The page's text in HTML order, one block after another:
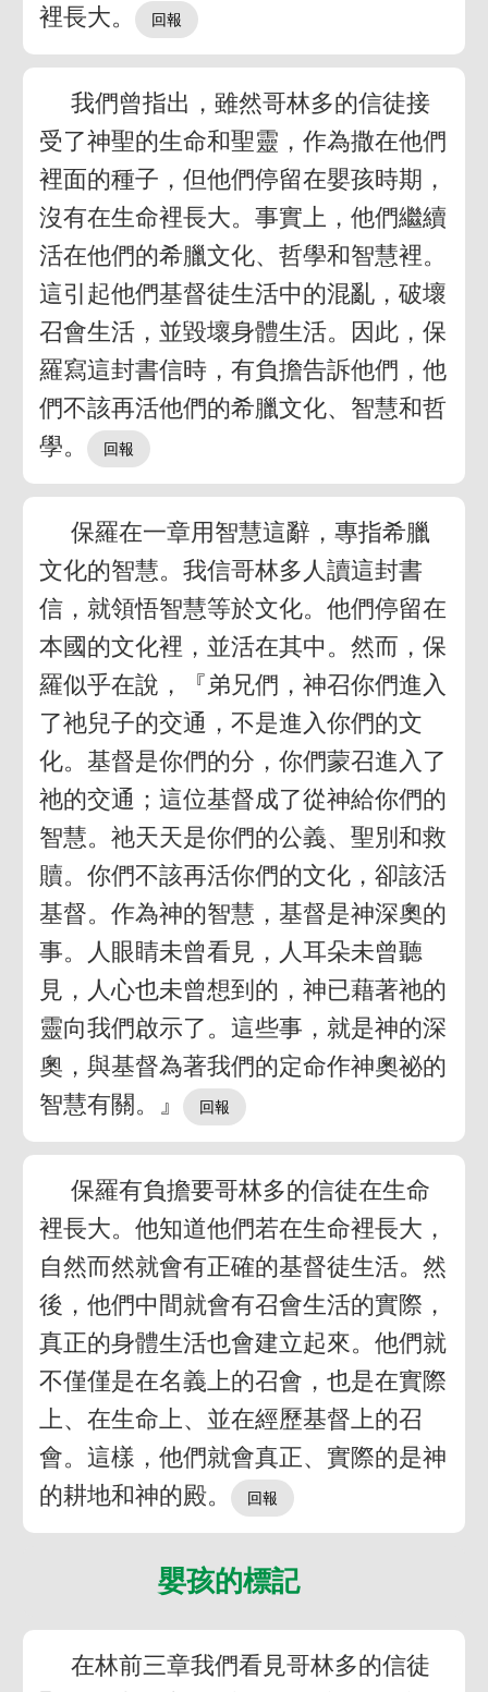
裡長大。
我們曾指出，雖然哥林多的信徒接
受了神聖的生命和聖靈，作為撒在他們
裡面的種子，但他們停留在嬰孩時期，
沒有在生命裡長大。事實上，他們繼續
活在他們的希臘文化、哲學和智慧裡。
這引起他們基督徒生活中的混亂，破壞
召會生活，並毀壞身體生活。因此，保
羅寫這封書信時，有負擔告訴他們，他
們不該再活他們的希臘文化、智慧和哲
學。
保羅在一章用智慧這辭，專指希臘
文化的智慧。我信哥林多人讀這封書
信，就領悟智慧等於文化。他們停留在
本國的文化裡，並活在其中。然而，保
羅似乎在說，『弟兄們，神召你們進入
了祂兒子的交通，不是進入你們的文
化。基督是你們的分，你們蒙召進入了
祂的交通；這位基督成了從神給你們的
智慧。祂天天是你們的公義、聖別和救
贖。你們不該再活你們的文化，卻該活
基督。作為神的智慧，基督是神深奧的
事。人眼睛未曾看見，人耳朵未曾聽
見，人心也未曾想到的，神已藉著祂的
靈向我們啟示了。這些事，就是神的深
奧，與基督為著我們的定命作神奧祕的
智慧有關。』
保羅有負擔要哥林多的信徒在生命
裡長大。他知道他們若在生命裡長大，
自然而然就會有正確的基督徒生活。然
後，他們中間就會有召會生活的實際，
真正的身體生活也會建立起來。他們就
不僅僅是在名義上的召會，也是在實際
上、在生命上、並在經歷基督上的召
會。這樣，他們就會真正、實際的是神
的耕地和神的殿。
嬰孩的標記
在林前三章我們看見哥林多的信徒